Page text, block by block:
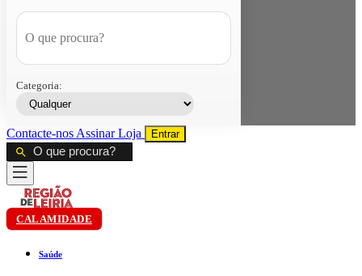
Categoria:
Contacte-nos AssinarLoja Entrar
CALAMIDADE
Saúde